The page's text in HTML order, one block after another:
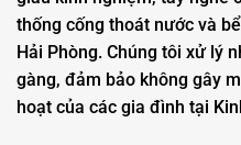
thống cống thoát nước và
Hải Phòng. Chúng tôi xử lý
gàng, đảm bảo không gây
hoạt của các gia đình tại